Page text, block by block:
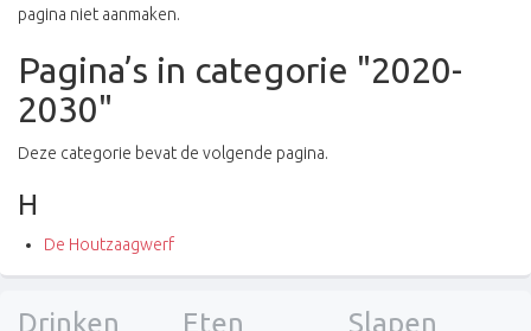
pagina niet aanmaken.
Pagina’s in categorie "2020-
2030"
Deze categorie bevat de volgende pagina.
H
De Houtzaagwerf
Drinken Eten Slapen